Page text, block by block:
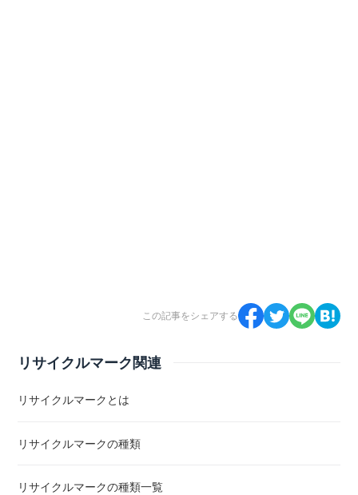
この記事をシェアする
リサイクルマーク関連
リサイクルマークとは
リサイクルマークの種類
リサイクルマークの種類一覧